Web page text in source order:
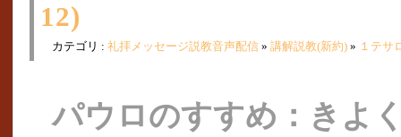
12)
カテゴリ : 礼拝メッセージ説教音声配信 » 講解説教(新約) » １テサ
パウロのすすめ：きよ